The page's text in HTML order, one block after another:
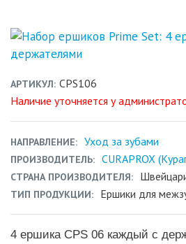
АРТИКУЛ CPS106
Наличие уточняется у
НАПРАВЛЕНИЕ Уход за зубами
ПРОИЗВОДИТЕЛЬ CURAPROX
СТРАНА ПРОИЗВОДИТЕЛЯ
ТИП ПРОДУКЦИИ Ершики для
4 ершика CPS 06 каждый с